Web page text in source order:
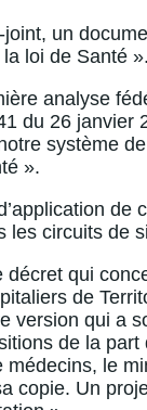
un
loi de Santé ».
analyse
du 26 janvier
système
».
de
les circuits de
décret qui
de
version qui a
de la part
médecins, le
copie. Un